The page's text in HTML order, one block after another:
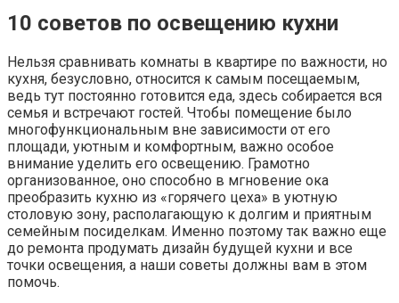
10 советов по освещению кухни
Нельзя сравнивать комнаты в квартире по важности, но
кухня, безусловно, относится к самым посещаемым,
ведь тут постоянно готовится еда, здесь собирается вся
семья и встречают гостей. Чтобы помещение было
многофункциональным вне зависимости от его
площади, уютным и комфортным, важно особое
внимание уделить его освещению. Грамотно
организованное, оно способно в мгновение ока
преобразить кухню из «горячего цеха» в уютную
столовую зону, располагающую к долгим и приятным
семейным посиделкам. Именно поэтому так важно еще
до ремонта продумать дизайн будущей кухни и все
точки освещения, а наши советы должны вам в этом
помочь.